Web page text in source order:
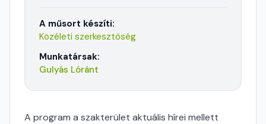
A műsort készíti:
Közéleti szerkesztőség
Munkatársak:
Gulyás Lóránt
A program a szakterület aktuális hírei mellett